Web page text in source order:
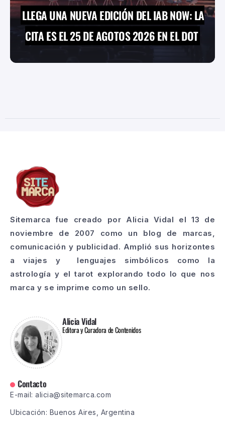
LLEGA UNA NUEVA EDICIÓN DEL IAB NOW: LA
CITA ES EL 25 DE AGOTOS 2026 EN EL DOT
Sitemarca fue creado por Alicia Vidal el 13 de
noviembre de 2007 como un blog de marcas,
comunicación y publicidad. Amplió sus horizontes
a viajes y lenguajes simbólicos como la
astrología y el tarot explorando todo lo que nos
marca y se imprime como un sello.
Alicia Vidal
Editora y Curadora de Contenidos
Contacto
E-mail: alicia@sitemarca.com
Ubicación: Buenos Aires, Argentina